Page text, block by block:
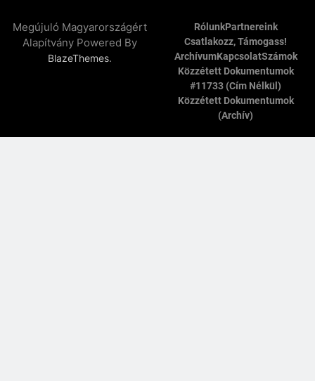
Megújuló Magyarországért
Alapítvány Powered By
BlazeThemes.
RólunkPartnereink
Csatlakozz, Támogass!
ArchívumKapcsolatSzámok
Közzétett Dokumentumok
#11733 (cím Nélkül)
Közzétett Dokumentumok
(archív)